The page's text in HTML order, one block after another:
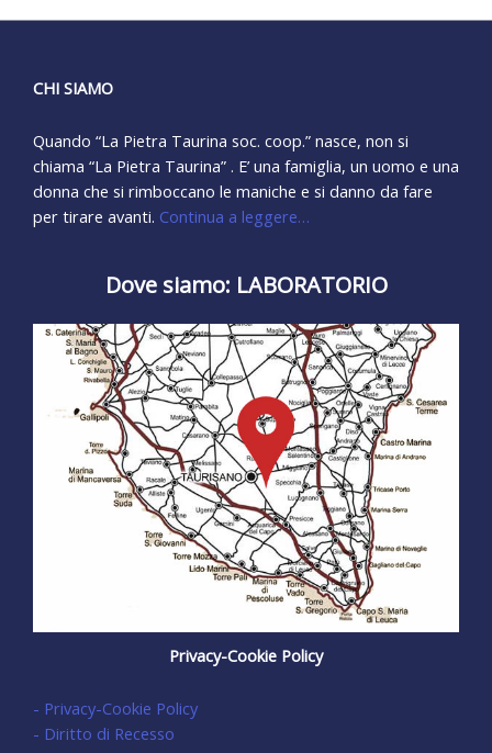
CHI SIAMO
Quando “La Pietra Taurina soc. coop.” nasce, non si
chiama “La Pietra Taurina” . E’ una famiglia, un uomo e una
donna che si rimboccano le maniche e si danno da fare
per tirare avanti. Continua a leggere…
Dove siamo: LABORATORIO
Privacy-Cookie Policy
- Privacy-Cookie Policy
- Diritto di Recesso